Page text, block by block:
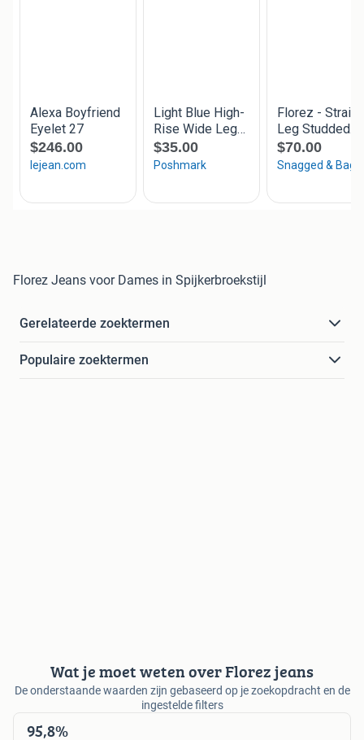
Florez Jeans voor Dames in Spijkerbroekstijl
Gerelateerde zoektermen
Populaire zoektermen
Wat je moet weten over Florez jeans
De onderstaande waarden zijn gebaseerd op je zoekopdracht en de
ingestelde filters
95,8%